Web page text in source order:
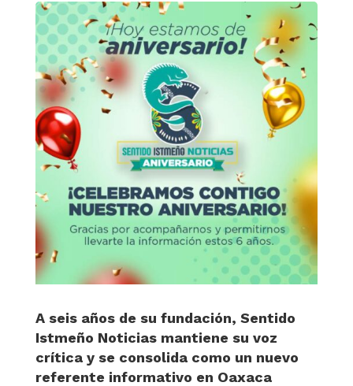
A seis años de su fundación, Sentido
Istmeño Noticias mantiene su voz
crítica y se consolida como un nuevo
referente informativo en Oaxaca